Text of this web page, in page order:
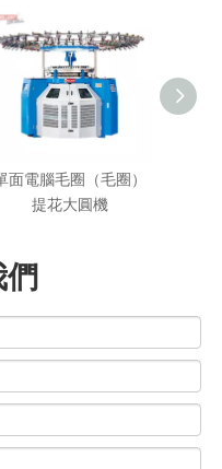
面電腦毛圈（毛圈）
提花大圓機